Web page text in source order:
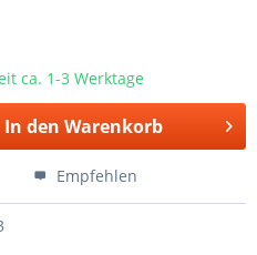
ca. 1-3 Werktage
In den Warenkorb
Empfehlen